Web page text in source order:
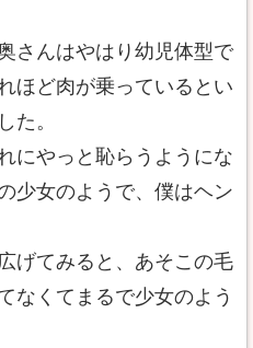
さんはやはり幼児体型で
ほど肉が乗っているとい
た。
にやっと恥らうようにな
少女のようで、僕はヘン
げてみると、あそこの毛
なくてまるで少女のよう